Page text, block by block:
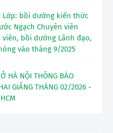
Lớp: bồi dưỡng kiến thức
Ngạch Chuyên viên
viên, bồi dưỡng Lãnh đạo,
vào tháng 9/2025
HÀ NỘI THÔNG BÁO
GIẢNG THÁNG 02/2026 -